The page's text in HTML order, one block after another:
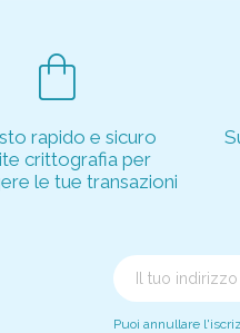
shopping_bag
rapido e sicuro
crittografia per
le tue transazioni
Puoi annullare